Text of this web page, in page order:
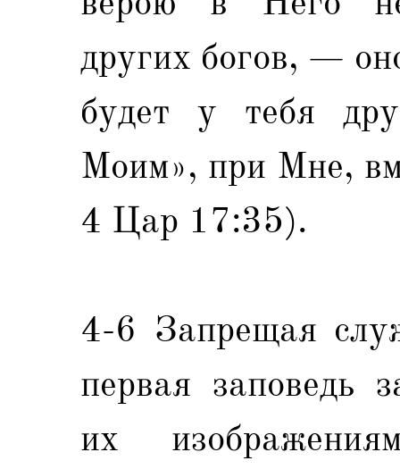
других богов, —
будет у тебя
Моим», при Мне,
4 Цар 17:35).
4-6 Запрещая
первая заповедь
их